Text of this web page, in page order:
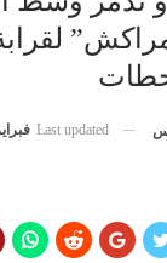
لقرابة
Last updated فبراير 7,